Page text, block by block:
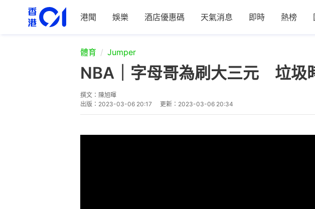
港聞 娛樂 酒店優惠碼 天氣消息 即時 熱榜
體育 Jumper
NBA｜字母哥為刷大三元 垃
撰文： 陳旭暉
出版： 2023-03-06 20:17 更新： 2023-03-06 20:34